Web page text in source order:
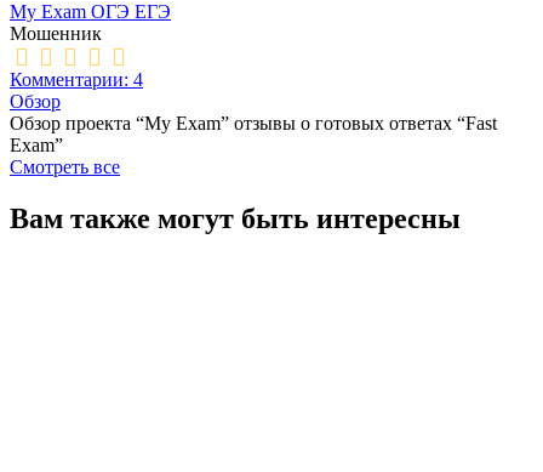
My Exam ОГЭ ЕГЭ
Мошенник
Комментарии: 4
Обзор
Обзор проекта “My Exam” отзывы о готовых ответах “Fast
Exam”
Смотреть все
Вам также могут быть интересны